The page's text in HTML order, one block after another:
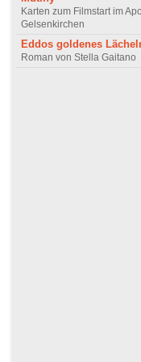
Karten zum Filmstart im
Gelsenkirchen
Eddos goldenes
Roman von Stella Gaitano